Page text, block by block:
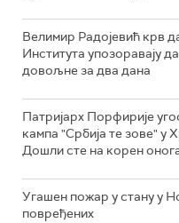
Велимир Радојевић крв
Института упозоравају
довољне за два дана
Патријарх Порфирије
кампа "Србија те зове" у
Дошли сте на корен
Угашен пожар у стану у
повређених